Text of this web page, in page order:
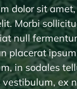
dolor sit
Morbi
null
placerat
in sodales
vestibulum, ex